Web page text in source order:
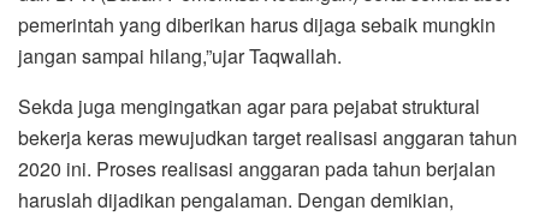
pemerintah yang diberikan harus dijaga sebaik mungkin
jangan sampai hilang,”ujar Taqwallah.
Sekda juga mengingatkan agar para pejabat struktural
bekerja keras mewujudkan target realisasi anggaran tahun
2020 ini. Proses realisasi anggaran pada tahun berjalan
haruslah dijadikan pengalaman. Dengan demikian,